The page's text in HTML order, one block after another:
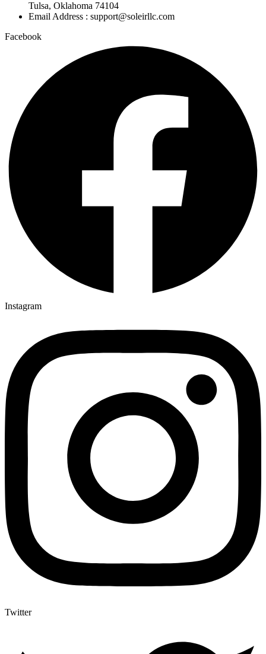
Tulsa, Oklahoma 74104
Email Address : support@soleirllc.com
Facebook
Instagram
Twitter